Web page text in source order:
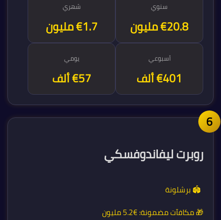
سنوي
€20.8 مليون
شهري
€1.7 مليون
أسبوعي
€401 ألف
يومي
€57 ألف
6
روبرت ليفاندوفسكي
🏟️ برشلونة
🎁 مكافآت مضمونة:€5.2 مليون